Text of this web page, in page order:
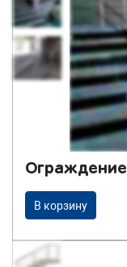
Ограждение
В корзину